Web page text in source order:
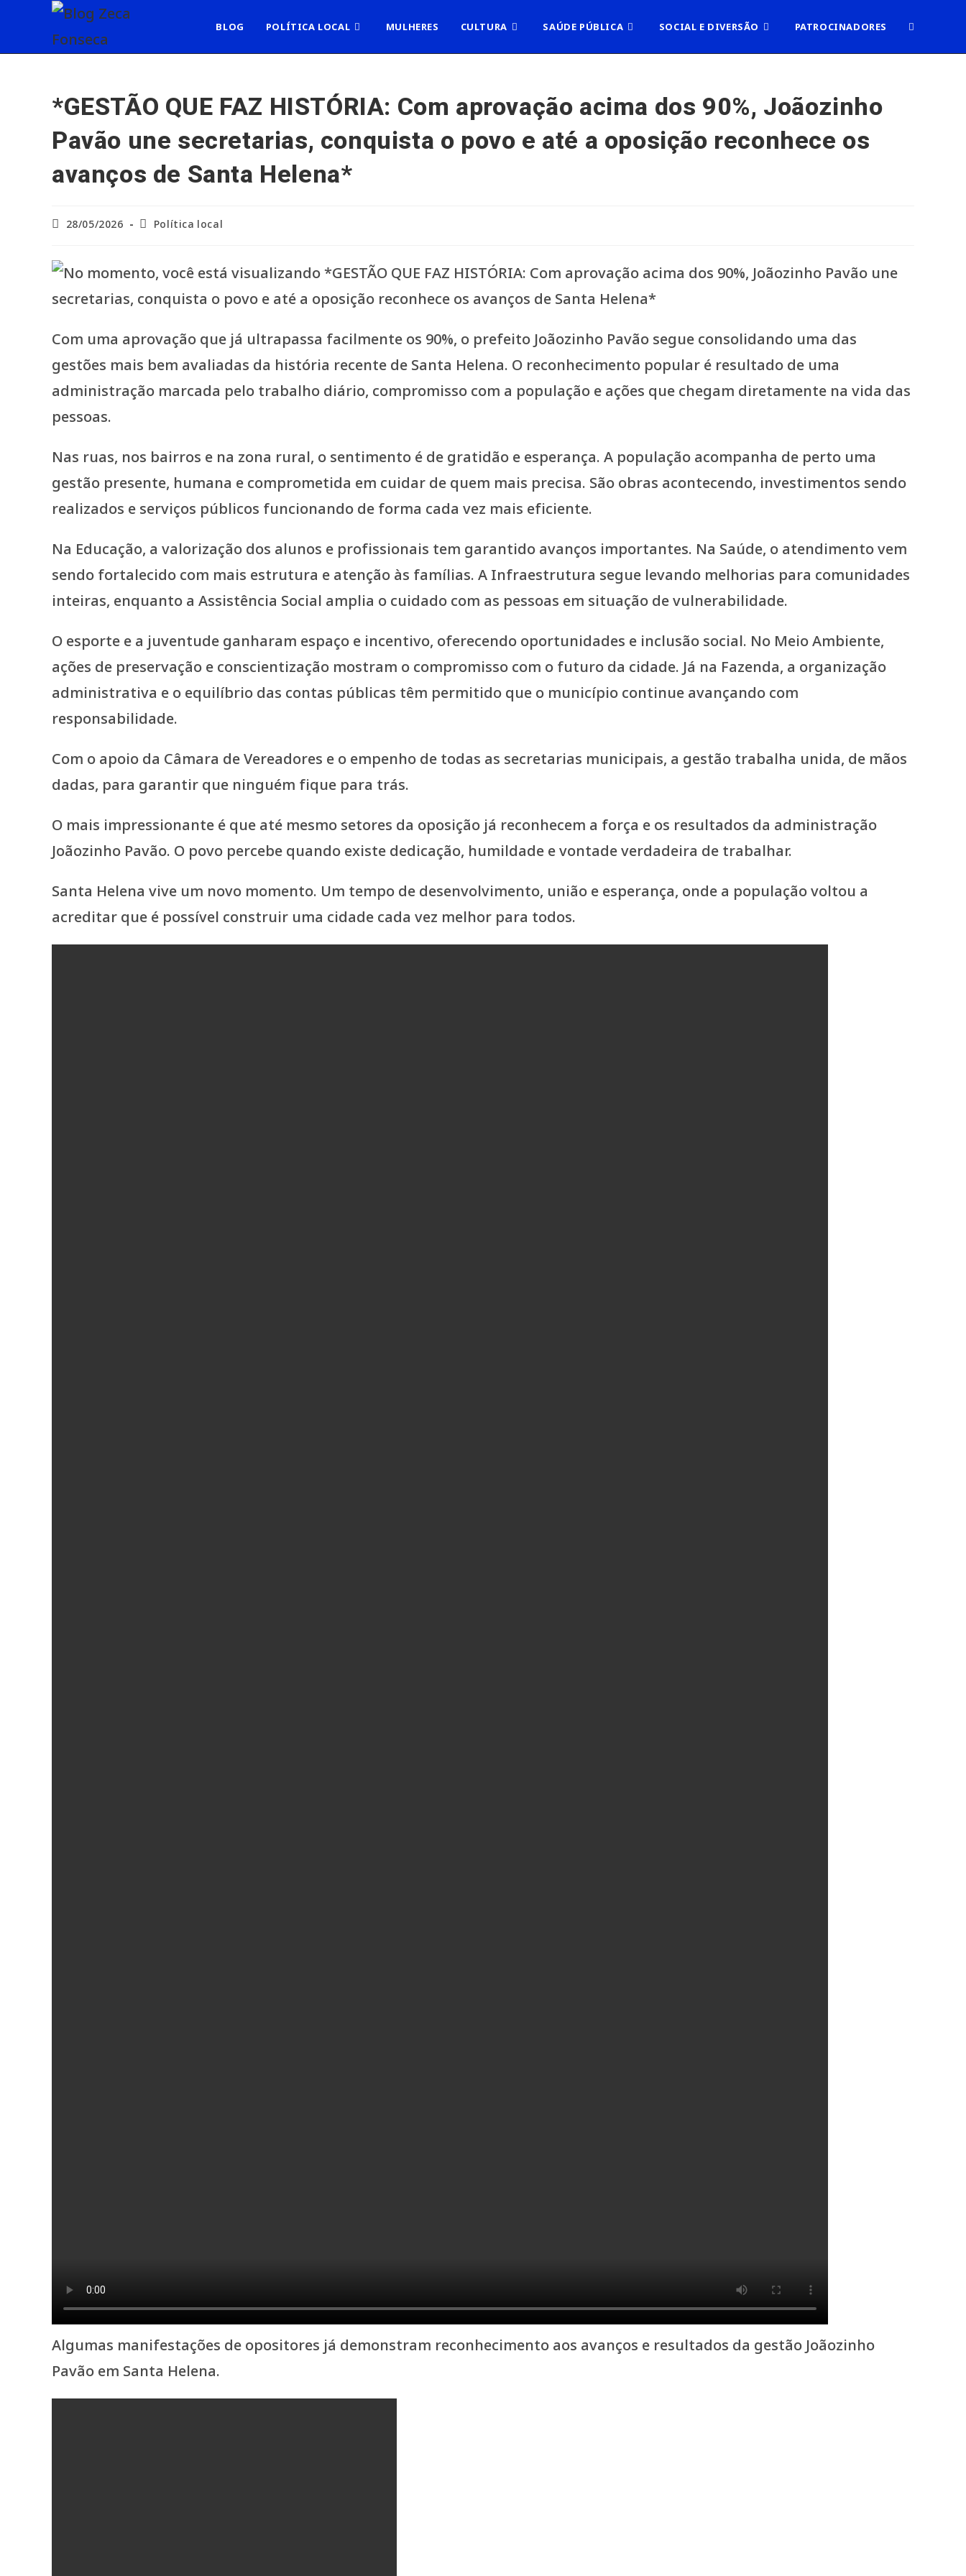
BLOG POLÍTICA LOCAL MULHERES CULTURA SAÚDE PÚBLICA SOCIAL E DIVERSÃO PATROCINADORES ALTERNAR
*GESTÃO QUE FAZ HISTÓRIA: Com aprovação acima dos 90%, Joãozinho
Pavão une secretarias, conquista o povo e até a oposição reconhece os
avanços de Santa Helena*
Post28/05/2026
Categoria
Política local
Com uma aprovação que já ultrapassa facilmente os 90%, o prefeito Joãozinho Pavão segue consolidando uma das
gestões mais bem avaliadas da história recente de Santa Helena. O reconhecimento popular é resultado de uma
administração marcada pelo trabalho diário, compromisso com a população e ações que chegam diretamente na vida das
pessoas.
Nas ruas, nos bairros e na zona rural, o sentimento é de gratidão e esperança. A população acompanha de perto uma
gestão presente, humana e comprometida em cuidar de quem mais precisa. São obras acontecendo, investimentos sendo
realizados e serviços públicos funcionando de forma cada vez mais eficiente.
Na Educação, a valorização dos alunos e profissionais tem garantido avanços importantes. Na Saúde, o atendimento vem
sendo fortalecido com mais estrutura e atenção às famílias. A Infraestrutura segue levando melhorias para comunidades
inteiras, enquanto a Assistência Social amplia o cuidado com as pessoas em situação de vulnerabilidade.
O esporte e a juventude ganharam espaço e incentivo, oferecendo oportunidades e inclusão social. No Meio Ambiente,
ações de preservação e conscientização mostram o compromisso com o futuro da cidade. Já na Fazenda, a organização
administrativa e o equilíbrio das contas públicas têm permitido que o município continue avançando com
responsabilidade.
Com o apoio da Câmara de Vereadores e o empenho de todas as secretarias municipais, a gestão trabalha unida, de mãos
dadas, para garantir que ninguém fique para trás.
O mais impressionante é que até mesmo setores da oposição já reconhecem a força e os resultados da administração
Joãozinho Pavão. O povo percebe quando existe dedicação, humildade e vontade verdadeira de trabalhar.
Santa Helena vive um novo momento. Um tempo de desenvolvimento, união e esperança, onde a população voltou a
acreditar que é possível construir uma cidade cada vez melhor para todos.
Algumas manifestações de opositores já demonstram reconhecimento aos avanços e resultados da gestão Joãozinho
Pavão em Santa Helena.